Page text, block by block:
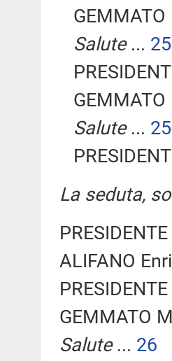
Salute... 25
Salute... 25
La seduta,
ALIFANO
GEMMATO
Salute... 26